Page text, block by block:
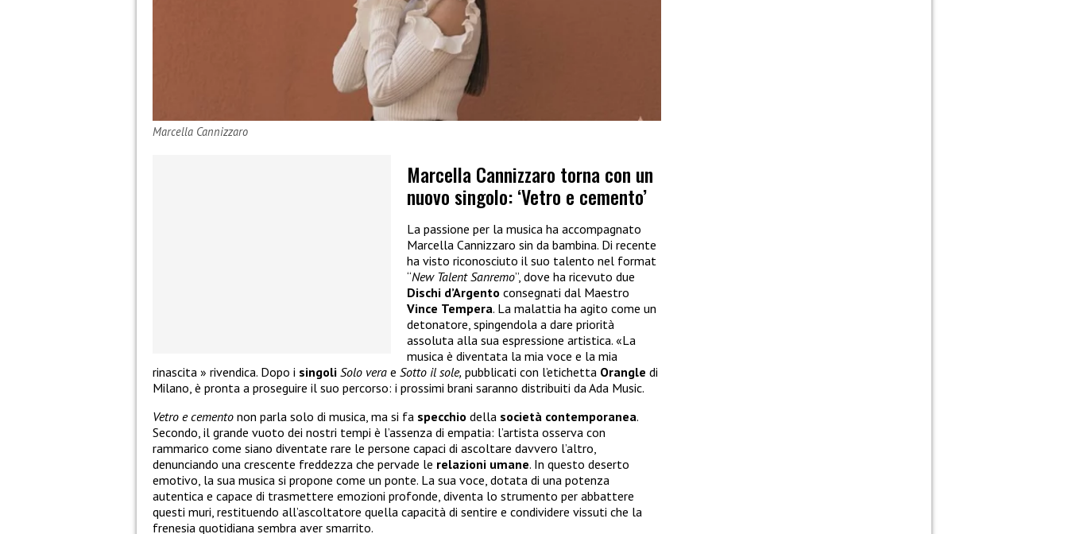
Marcella Cannizzaro
Marcella Cannizzaro torna con un
nuovo singolo: ‘Vetro e cemento’
La passione per la musica ha accompagnato
Marcella Cannizzaro sin da bambina. Di recente
ha visto riconosciuto il suo talento nel format
“New Talent Sanremo”, dove ha ricevuto due
Dischi d’Argento consegnati dal Maestro
Vince Tempera. La malattia ha agito come un
detonatore, spingendola a dare priorità
assoluta alla sua espressione artistica. «La
musica è diventata la mia voce e la mia
rinascita » rivendica. Dopo i singoli Solo vera e Sotto il sole, pubblicati con l’etichetta Orangle di
Milano, è pronta a proseguire il suo percorso: i prossimi brani saranno distribuiti da Ada Music.
Vetro e cemento non parla solo di musica, ma si fa specchio della società contemporanea.
Secondo, il grande vuoto dei nostri tempi è l’assenza di empatia: l’artista osserva con
rammarico come siano diventate rare le persone capaci di ascoltare davvero l’altro,
denunciando una crescente freddezza che pervade le relazioni umane. In questo deserto
emotivo, la sua musica si propone come un ponte. La sua voce, dotata di una potenza
autentica e capace di trasmettere emozioni profonde, diventa lo strumento per abbattere
questi muri, restituendo all’ascoltatore quella capacità di sentire e condividere vissuti che la
frenesia quotidiana sembra aver smarrito.